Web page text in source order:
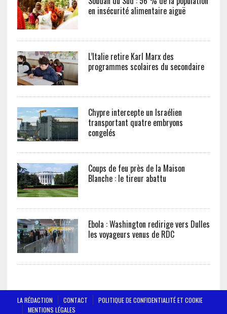
en insécurité alimentaire aiguë
L’Italie retire Karl Marx des
programmes scolaires du secondaire
Chypre intercepte un Israélien
transportant quatre embryons
congelés
Coups de feu près de la Maison
Blanche : le tireur abattu
Ebola : Washington redirige vers Dulles
les voyageurs venus de RDC
LA RÉDACTION CONTACT
POLITIQUE DE CONFIDENTIALITÉ ET COOKIE
MENTIONS LÉGALES